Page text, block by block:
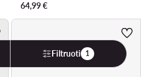
64,99€
Filtruoti 1